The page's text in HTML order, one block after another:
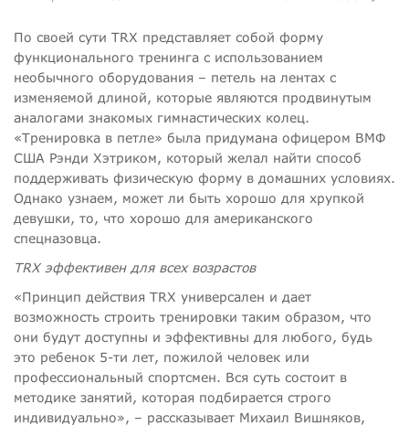
По своей сути TRX представляет собой форму
функционального тренинга с использованием
необычного оборудования – петель на лентах с
изменяемой длиной, которые являются продвинутым
аналогами знакомых гимнастических колец.
«Тренировка в петле» была придумана офицером ВМФ
США Рэнди Хэтриком, который желал найти способ
поддерживать физическую форму в домашних условиях.
Однако узнаем, может ли быть хорошо для хрупкой
девушки, то, что хорошо для американского
спецназовца.
TRX эффективен для всех возрастов
«Принцип действия TRX универсален и дает
возможность строить тренировки таким образом, что
они будут доступны и эффективны для любого, будь
это ребенок 5-ти лет, пожилой человек или
профессиональный спортсмен. Вся суть состоит в
методике занятий, которая подбирается строго
индивидуально», – рассказывает Михаил Вишняков,